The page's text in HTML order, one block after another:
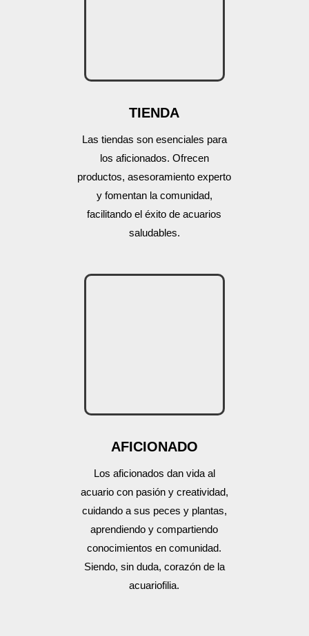
TIENDA
Las tiendas son esenciales para
los aficionados. Ofrecen
productos, asesoramiento experto
y fomentan la comunidad,
facilitando el éxito de acuarios
saludables.
AFICIONADO
Los aficionados dan vida al
acuario con pasión y creatividad,
cuidando a sus peces y plantas,
aprendiendo y compartiendo
conocimientos en comunidad.
Siendo, sin duda, corazón de la
acuariofilia.